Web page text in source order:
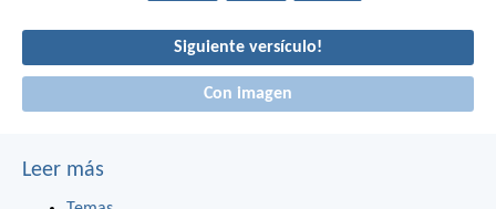
Siguiente versículo!
Con imagen
Leer más